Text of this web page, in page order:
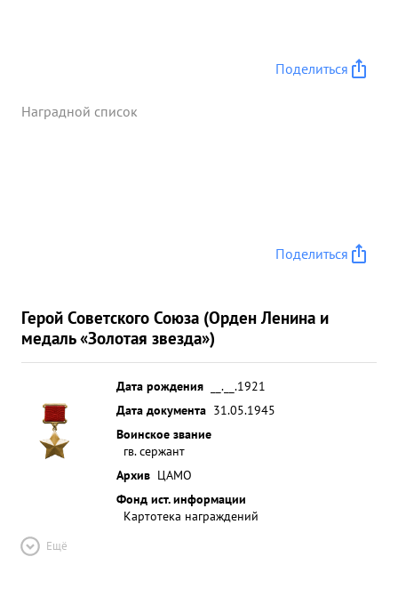
Поделиться
Наградной список
Поделиться
Герой Советского Союза (Орден Ленина и
медаль «Золотая звезда»)
Дата рождения
__.__.1921
Дата документа 31.05.1945
Воинское звание
гв. сержант
Архив ЦАМО
Фонд ист. информации
Картотека награждений
Ещё